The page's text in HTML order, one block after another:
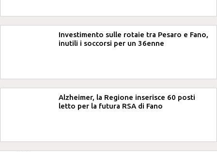
Investimento sulle rotaie tra Pesaro e Fano,
inutili i soccorsi per un 36enne
Alzheimer, la Regione inserisce 60 posti
letto per la futura RSA di Fano